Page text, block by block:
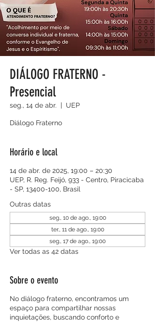
DIÁLOGO FRATERNO -
Presencial
seg., 14 de abr.
  |
UEP
Diálogo Fraterno
Horário e local
14 de abr. de 2025, 19:00 – 20:30
UEP, R. Reg. Feijó, 933 - Centro, Piracicaba
- SP, 13400-100, Brasil
Outras datas
seg., 10 de ago., 19:00
ter., 11 de ago., 19:00
seg., 17 de ago., 19:00
Ver todas as 42 datas
Sobre o evento
No diálogo fraterno, encontramos um
espaço para compartilhar nossas
inquietações, buscando conforto e